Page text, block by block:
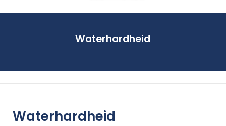
Waterhardheid
Waterhardheid